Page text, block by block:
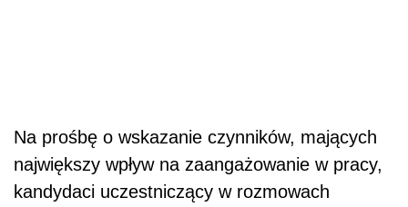
Na prośbę o wskazanie czynników, mających
największy wpływ na zaangażowanie w pracy,
kandydaci uczestniczący w rozmowach